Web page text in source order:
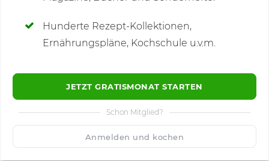
Hunderte Rezept-Kollektionen,
Ernährungspläne, Kochschule u.v.m.
JETZT GRATISMONAT STARTEN
Schon Mitglied?
Anmelden und kochen
Kommentare
🙂 Speichern